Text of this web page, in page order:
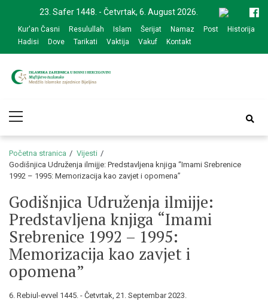
navigation
content
23. Safer 1448. - Četvrtak, 6. August 2026.
Kur'an Časni Resulullah Islam Šerijat Namaz Post
Historija
Hadisi
Dove Tarikati Vaktija Vakuf Kontakt
zajednice Bijeljina
Menu
Početna stranica
Vijesti
Godišnjica Udruženja ilmijje: Predstavljena knjiga “Imami Srebrenice
1992 – 1995: Memorizacija kao zavjet i opomena”
Godišnjica Udruženja ilmijje:
Predstavljena knjiga “Imami
Srebrenice 1992 – 1995:
Memorizacija kao zavjet i
opomena”
6. Rebiul-evvel 1445. - Četvrtak, 21. Septembar 2023.